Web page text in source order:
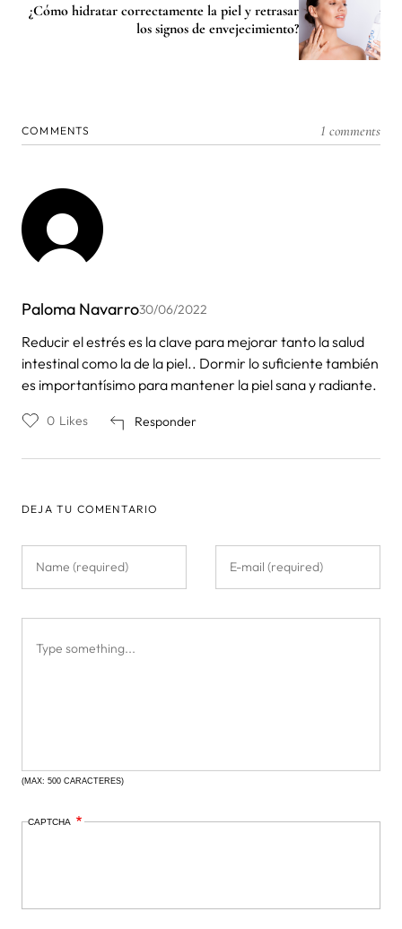
¿Cómo hidratar correctamente la piel y retrasar
los signos de envejecimiento?
COMMENTS 1 comments
Paloma Navarro30/06/2022
Reducir el estrés es la clave para mejorar tanto la salud
intestinal como la de la piel.. Dormir lo suficiente también
es importantísimo para mantener la piel sana y radiante.
Responder
0 Likes
DEJA TU COMENTARIO
(MAX: 500 CARACTERES)
CAPTCHA